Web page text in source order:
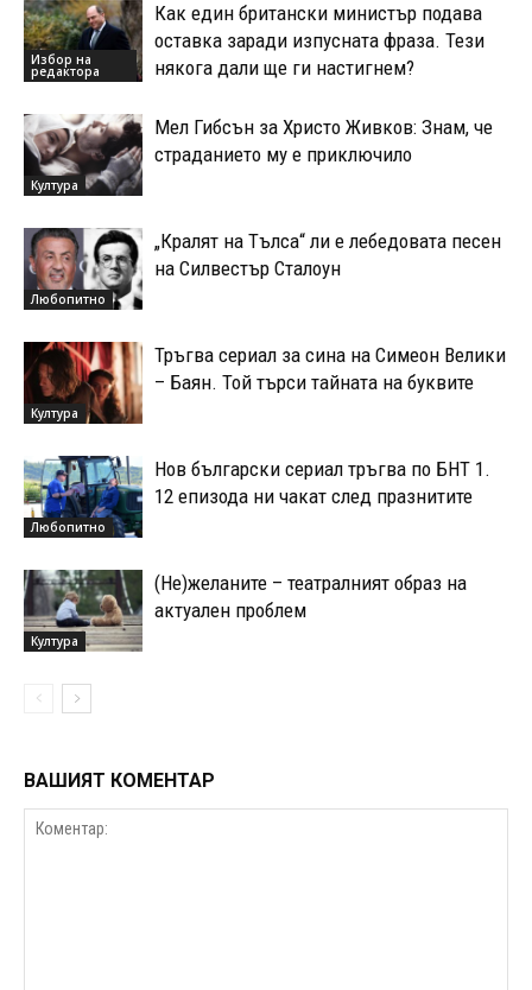
Избор на
редактора
Как един британски министър подава
оставка заради изпусната фраза. Тези
някога дали ще ги настигнем?
Култура
Мел Гибсън за Христо Живков: Знам, че
страданието му е приключило
Любопитно
„Кралят на Тълса“ ли е лебедовата песен
на Силвестър Сталоун
Култура
Тръгва сериал за сина на Симеон Велики
– Баян. Той търси тайната на буквите
Любопитно
Нов български сериал тръгва по БНТ 1.
12 епизода ни чакат след празнитите
Култура
(Не)желаните – театралният образ на
актуален проблем
ВАШИЯТ КОМЕНТАР